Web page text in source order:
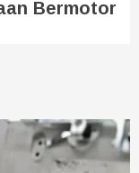
Bermotor